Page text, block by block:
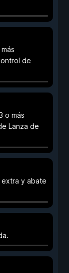
de
o más
Lanza de
extra y abate